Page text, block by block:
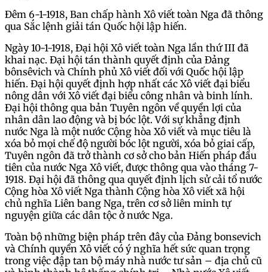
Đêm 6-1-1918, Ban chấp hành Xô viết toàn Nga đã thông
qua Sắc lệnh giải tán Quốc hội lập hiến.
Ngày 10-1-1918, Đại hội Xô viết toàn Nga lần thứ III đã
khai nạc. Đại hội tán thành quyết định của Đảng
bônsêvich và Chính phủ Xô viết đối với Quốc hội lập
hiến. Đại hội quyết định hợp nhất các Xô viết đại biểu
nông dân với Xô viết đại biểu công nhân và binh lính.
Đại hội thông qua bản Tuyên ngôn về quyền lợi của
nhân dân lao động và bị bóc lột. Với sự khẳng định
nước Nga là một nước Cộng hòa Xô viết và mục tiêu là
xóa bỏ mọi chế độ người bóc lột người, xóa bỏ giai cấp,
Tuyên ngôn đã trở thành cơ sở cho bản Hiến pháp đầu
tiên của nước Nga Xô viết, được thông qua vào tháng 7-
1918. Đại hội đã thông qua quyết định lịch sử cải tổ nước
Cộng hòa Xô viết Nga thành Cộng hòa Xô viết xã hội
chủ nghĩa Liên bang Nga, trên cơ sở liên minh tự
nguyện giữa các dân tộc ở nước Nga.
Toàn bộ những biện pháp trên đây của Đảng bonsevich
và Chính quyền Xô viết có ý nghĩa hết sức quan trọng
trong việc đập tan bộ máy nhà nước tư sản – địa chủ cũ